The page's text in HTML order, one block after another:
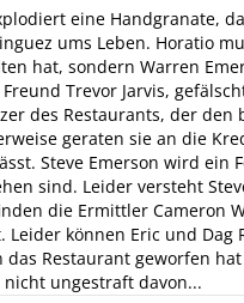
eine Handgranate,
ums Leben. Horatio
hat, sondern Warren
Trevor Jarvis,
des Restaurants, der
geraten sie an die
Steve Emerson wird ein
sind. Leider versteht
die Ermittler Cameron
können Eric und Dag
Restaurant geworfen
ungestraft davon...